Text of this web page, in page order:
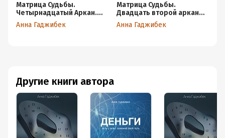
Другие книги автора
Матрица Судьбы.
Четырнадцатый Аркан.
Полное описание
Анна Гаджибек
Матрица Судьбы.
Двадцать второй аркан.
Полное описание
Анна Гаджибек